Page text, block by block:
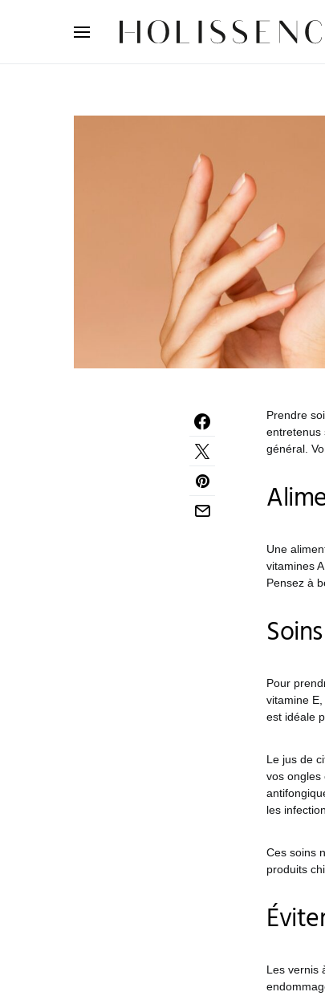
Prendre
entretenus
général.
Une
vitamines
Pensez à
Pour
vitamine
est idéale
Le jus de
vos ongles
les
Ces soins
produits
Les vernis